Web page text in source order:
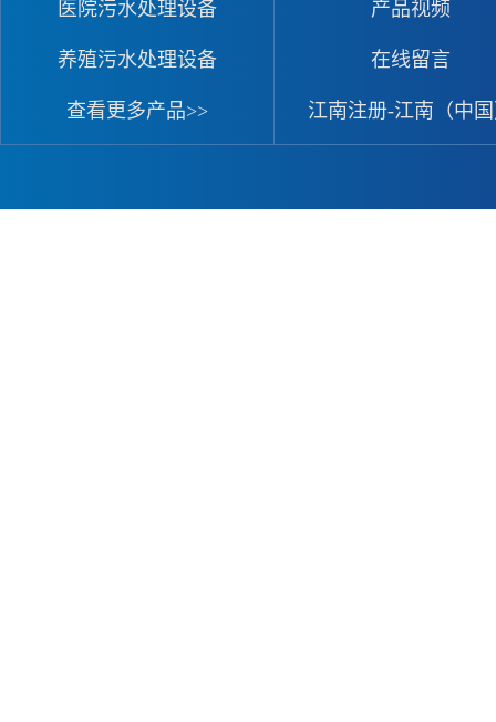
医院污水处理设备
养殖污水处理设备
查看更多产品>>
产品视频
在线留言
江南注册-江南（中